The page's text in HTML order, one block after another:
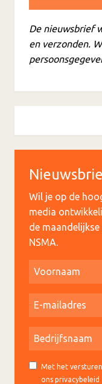
De nieuwsbrief
en verzonden.
Wil je op de
media
de
NSMA.
Met het
ons privacybeleid